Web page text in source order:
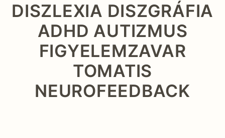
DISZLEXIA DISZGRÁFIA
ADHD AUTIZMUS
FIGYELEMZAVAR
TOMATIS
NEUROFEEDBACK